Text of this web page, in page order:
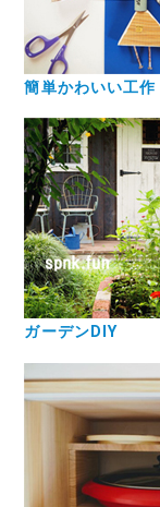
簡単かわいい工作
ガーデンDIY